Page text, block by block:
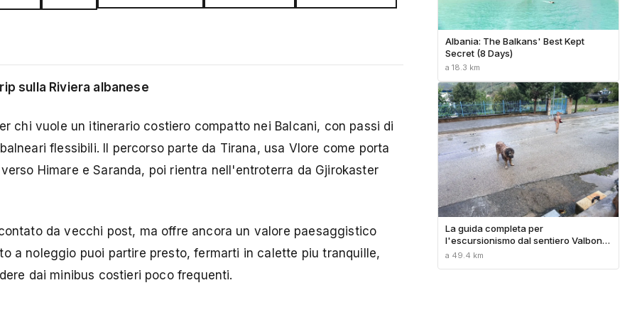
sulla Riviera albanese
chi vuole un itinerario costiero compatto nei Balcani, con passi di
flessibili. Il percorso parte da Tirana, usa Vlore come porta
Himare e Saranda, poi rientra nell'entroterra da Gjirokaster
da vecchi post, ma offre ancora un valore paesaggistico
a noleggio puoi partire presto, fermarti in calette piu tranquille,
dai minibus costieri poco frequenti.
Albania: The Balkans' Best Kept
Secret (8 Days)
a 18.3 km
La guida completa per
l'escursionismo dal sentiero Valbona
a Theth in Albania (2026)
a 49.4 km